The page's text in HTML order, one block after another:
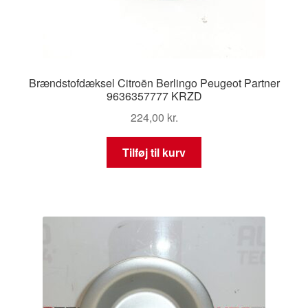
Brændstofdæksel Citroën Berlingo Peugeot Partner
9636357777 KRZD
224,00 kr.
Tilføj til kurv